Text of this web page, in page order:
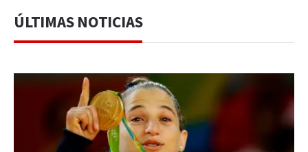
ÚLTIMAS NOTICIAS